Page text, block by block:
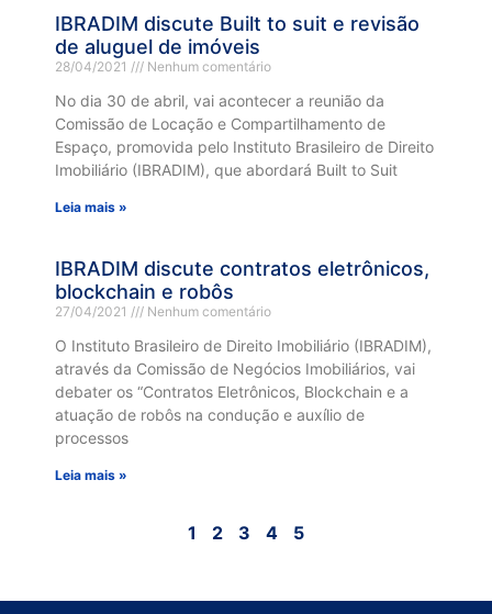
IBRADIM discute Built to suit e revisão
de aluguel de imóveis
28/04/2021 Nenhum comentário
No dia 30 de abril, vai acontecer a reunião da
Comissão de Locação e Compartilhamento de
Espaço, promovida pelo Instituto Brasileiro de Direito
Imobiliário (IBRADIM), que abordará Built to Suit
Leia mais »
IBRADIM discute contratos eletrônicos,
blockchain e robôs
27/04/2021 Nenhum comentário
O Instituto Brasileiro de Direito Imobiliário (IBRADIM),
através da Comissão de Negócios Imobiliários, vai
debater os “Contratos Eletrônicos, Blockchain e a
atuação de robôs na condução e auxílio de
processos
Leia mais »
1 2 3 4 5